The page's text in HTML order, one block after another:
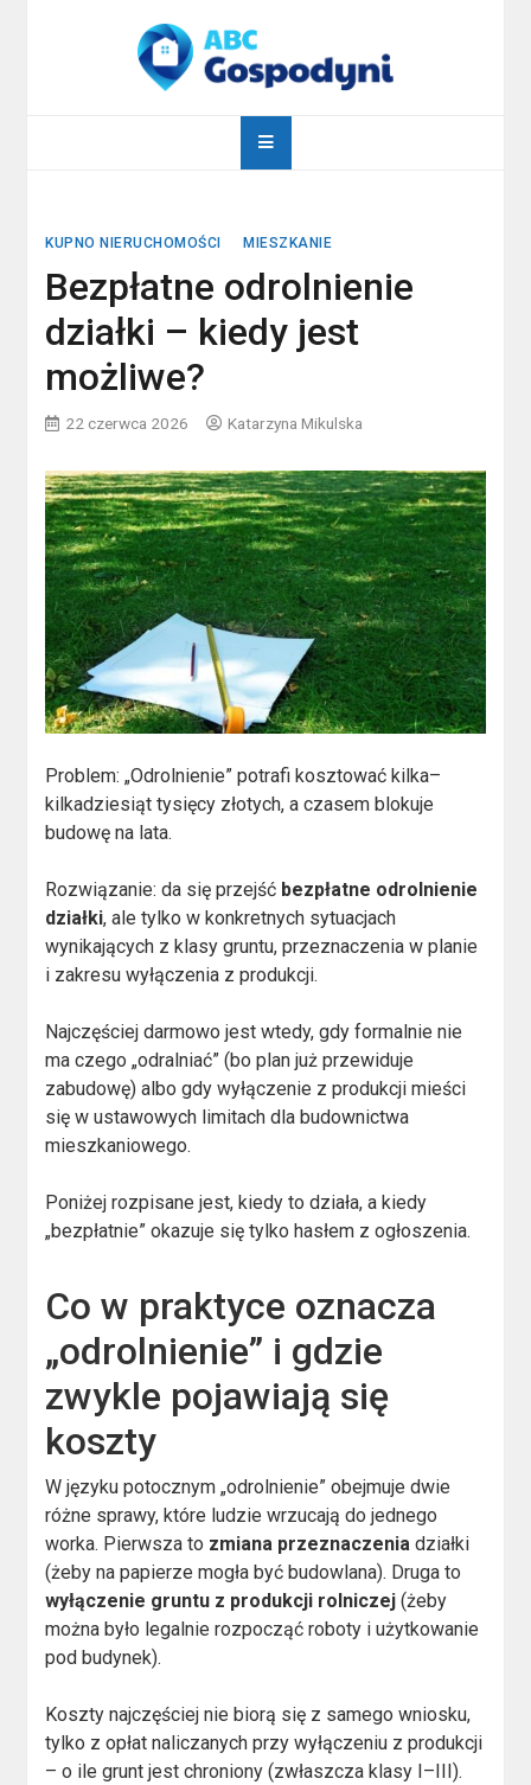
abcgospodyni.pl
KUPNO NIERUCHOMOŚCI MIESZKANIE
Bezpłatne odrolnienie
działki – kiedy jest
możliwe?
22 czerwca 2026 Katarzyna Mikulska
Problem: „Odrolnienie” potrafi kosztować kilka–
kilkadziesiąt tysięcy złotych, a czasem blokuje
budowę na lata.
Rozwiązanie: da się przejść bezpłatne odrolnienie
działki, ale tylko w konkretnych sytuacjach
wynikających z klasy gruntu, przeznaczenia w planie
i zakresu wyłączenia z produkcji.
Najczęściej darmowo jest wtedy, gdy formalnie nie
ma czego „odralniać” (bo plan już przewiduje
zabudowę) albo gdy wyłączenie z produkcji mieści
się w ustawowych limitach dla budownictwa
mieszkaniowego.
Poniżej rozpisane jest, kiedy to działa, a kiedy
„bezpłatnie” okazuje się tylko hasłem z ogłoszenia.
Co w praktyce oznacza
„odrolnienie” i gdzie
zwykle pojawiają się
koszty
W języku potocznym „odrolnienie” obejmuje dwie
różne sprawy, które ludzie wrzucają do jednego
worka. Pierwsza to zmiana przeznaczenia działki
(żeby na papierze mogła być budowlana). Druga to
wyłączenie gruntu z produkcji rolniczej (żeby
można było legalnie rozpocząć roboty i użytkowanie
pod budynek).
Koszty najczęściej nie biorą się z samego wniosku,
tylko z opłat naliczanych przy wyłączeniu z produkcji
– o ile grunt jest chroniony (zwłaszcza klasy I–III).